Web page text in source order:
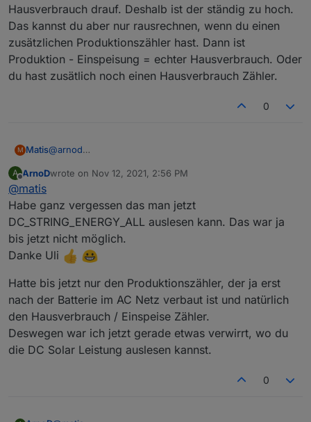
Hausverbrauch drauf. Deshalb ist der ständig zu hoch.
Das kannst du aber nur rausrechnen, wenn du einen
zusätzlichen Produktionszähler hast. Dann ist
Produktion - Einspeisung = echter Hausverbrauch. Oder
du hast zusätlich noch einen Hausverbrauch Zähler.
0
M Matis@arnod
Produktionszähler.
drauf. Deshalb ist der ständig zu hoch.
Das kannst du aber nur rausrechnen, wenn du einen
zusätzlichen Produktionszähler hast. Dann ist Produktion
- Einspeisung = echter Hausverbrauch. Oder du hast
zusätlich noch einen Hausverbrauch Zähler.
A
Offline
ArnoDwrote on Nov 12, 2021, 2:56 PM
last edited by
@matis
Habe ganz vergessen das man jetzt
DC_STRING_ENERGY_ALL auslesen kann. Das war ja
bis jetzt nicht möglich.
Danke Uli
Hatte bis jetzt nur den Produktionszähler, der ja erst
nach der Batterie im AC Netz verbaut ist und natürlich
den Hausverbrauch / Einspeise Zähler.
Deswegen war ich jetzt gerade etwas verwirrt, wo du
die DC Solar Leistung auslesen kannst.
0